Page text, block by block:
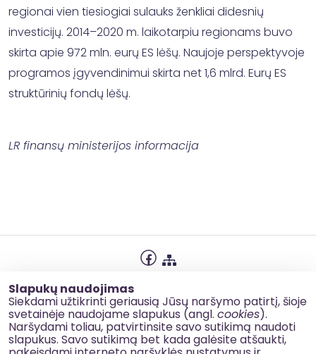
Slapukų naudojimas
Siekdami užtikrinti geriausią Jūsų naršymo patirtį, šioje
svetainėje naudojame slapukus (angl. cookies).
Naršydami toliau, patvirtinsite savo sutikimą naudoti
slapukus. Savo sutikimą bet kada galėsite atšaukti,
regionai vien tiesiogiai sulauks ženkliai didesnių
investicijų. 2014–2020 m. laikotarpiu regionams buvo
skirta apie 972 mln. eurų ES lėšų. Naujoje perspektyvoje
programos įgyvendinimui skirta net 1,6 mlrd. Eurų ES
struktūrinių fondų lėšų.
LR finansų ministerijos informacija
Slapukų naudojimas
Korupcijos prevencija
Kontaktai